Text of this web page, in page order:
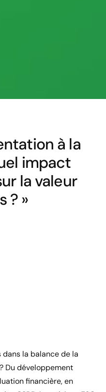
à la
impact
la valeur
? »
dans la balance de la
Du développement
financière, en